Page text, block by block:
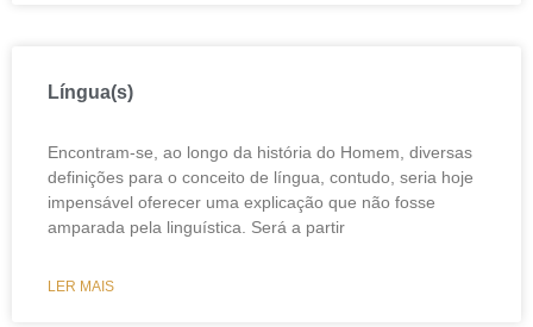
Língua(s)
Encontram-se, ao longo da história do Homem, diversas
definições para o conceito de língua, contudo, seria hoje
impensável oferecer uma explicação que não fosse
amparada pela linguística. Será a partir
LER MAIS